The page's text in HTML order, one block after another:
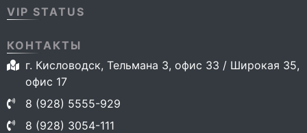
VIP STATUS
КОНТАКТЫ
г. Кисловодск, Тельмана 3, офис 33 / Широкая 35,
офис 17
8 (928) 5555-929
8 (928) 3054-111